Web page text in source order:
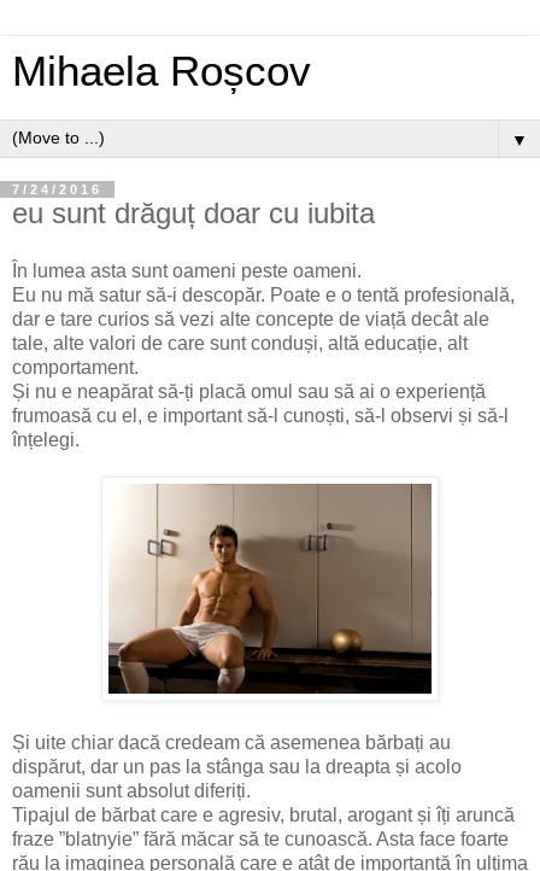
Mihaela Roșcov
▼
7/24/2016
eu sunt drăguț doar cu iubita
În lumea asta sunt oameni peste oameni.
Eu nu mă satur să-i descopăr. Poate e o tentă profesională,
dar e tare curios să vezi alte concepte de viață decât ale
tale, alte valori de care sunt conduși, altă educație, alt
comportament.
Și nu e neapărat să-ți placă omul sau să ai o experiență
frumoasă cu el, e important să-l cunoști, să-l observi și să-l
înțelegi.
Și uite chiar dacă credeam că asemenea bărbați au
dispărut, dar un pas la stânga sau la dreapta și acolo
oamenii sunt absolut diferiți.
Tipajul de bărbat care e agresiv, brutal, arogant și îți aruncă
fraze ”blatnyie” fără măcar să te cunoască. Asta face foarte
rău la imaginea personală care e atât de importantă în ultima